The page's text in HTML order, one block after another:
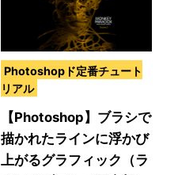
Photoshopド定番チュート
リアル
【Photoshop】ブラシで
描かれたラインに浮かび
上がるグラフィック（ラ